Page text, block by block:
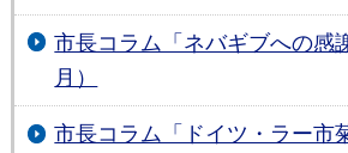
市長コラム「ネバギブへの感
月）
市長コラム「ドイツ・ラー市